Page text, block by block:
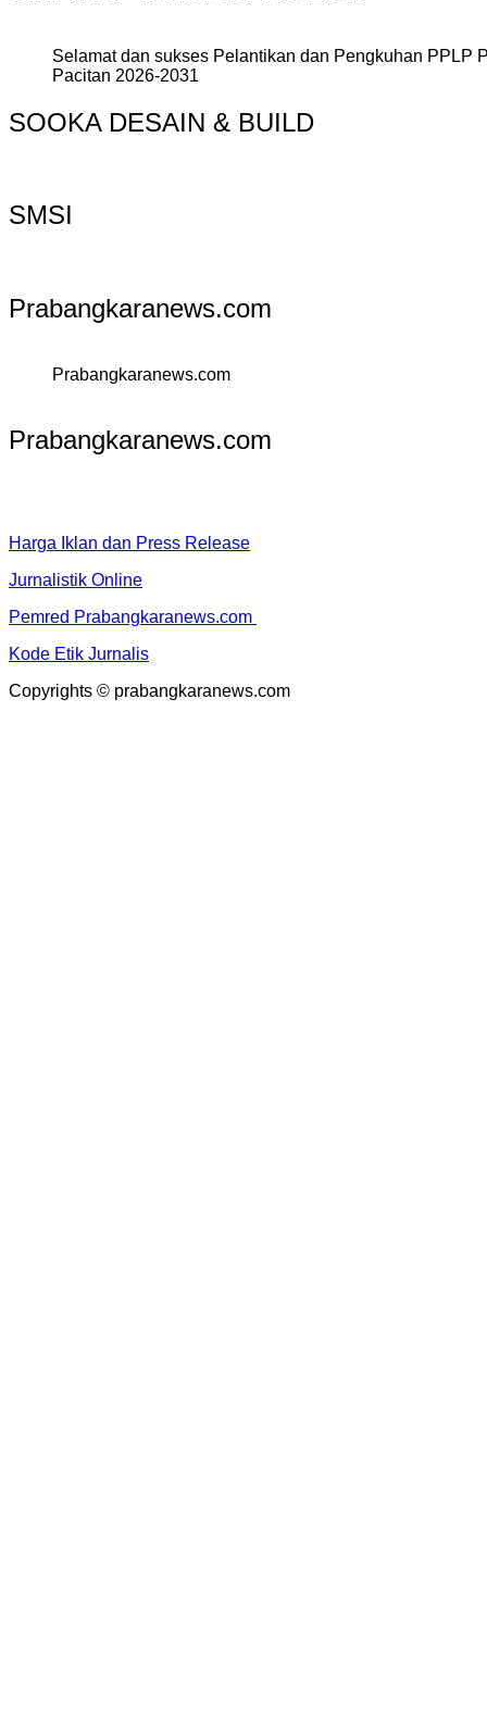
Selamat dan sukses Pelantikan dan Pengkuhan PPLP
Pacitan 2026-2031
SOOKA DESAIN & BUILD
SMSI
Prabangkaranews.com
Prabangkaranews.com
Prabangkaranews.com
Harga Iklan dan Press Release
Jurnalistik Online
Pemred Prabangkaranews.com
Kode Etik Jurnalis
Copyrights © prabangkaranews.com